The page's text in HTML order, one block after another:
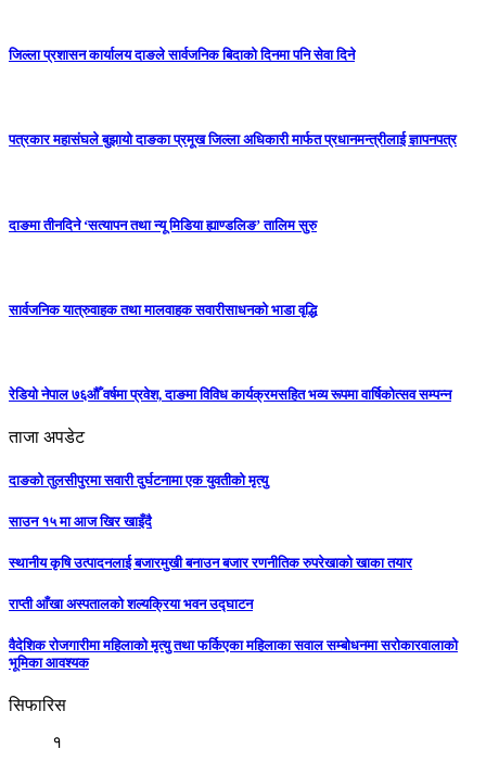
जिल्ला प्रशासन कार्यालय दाङले सार्वजनिक बिदाको दिनमा पनि सेवा दिने
पत्रकार महासंघले बुझायो दाङका प्रमूख जिल्ला अधिकारी मार्फत प्रधानमन्त्रीलाई ज्ञापनपत्र
दाङमा तीनदिने ‘सत्यापन तथा न्यू मिडिया ह्याण्डलिङ’ तालिम सुरु
सार्वजनिक यात्रुवाहक तथा मालवाहक सवारीसाधनको भाडा वृद्धि
रेडियो नेपाल ७६औँ वर्षमा प्रवेश, दाङमा विविध कार्यक्रमसहित भव्य रूपमा वार्षिकोत्सव सम्पन्न
ताजा अपडेट
दाङको तुलसीपुरमा सवारी दुर्घटनामा एक युवतीको मृत्यु
साउन १५ मा आज खिर खाइँदै
स्थानीय कृषि उत्पादनलाई बजारमुखी बनाउन बजार रणनीतिक रुपरेखाको खाका तयार
राप्ती आँखा अस्पतालको शल्यक्रिया भवन उद्घाटन
वैदेशिक रोजगारीमा महिलाको मृत्यु तथा फर्किएका महिलाका सवाल सम्बोधनमा सरोकारवालाको
भूमिका आवश्यक
सिफारिस
१